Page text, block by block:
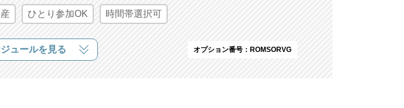
ひとり参加OK 時間帯選択可
ュールを見る オプション番号：ROMSORVG